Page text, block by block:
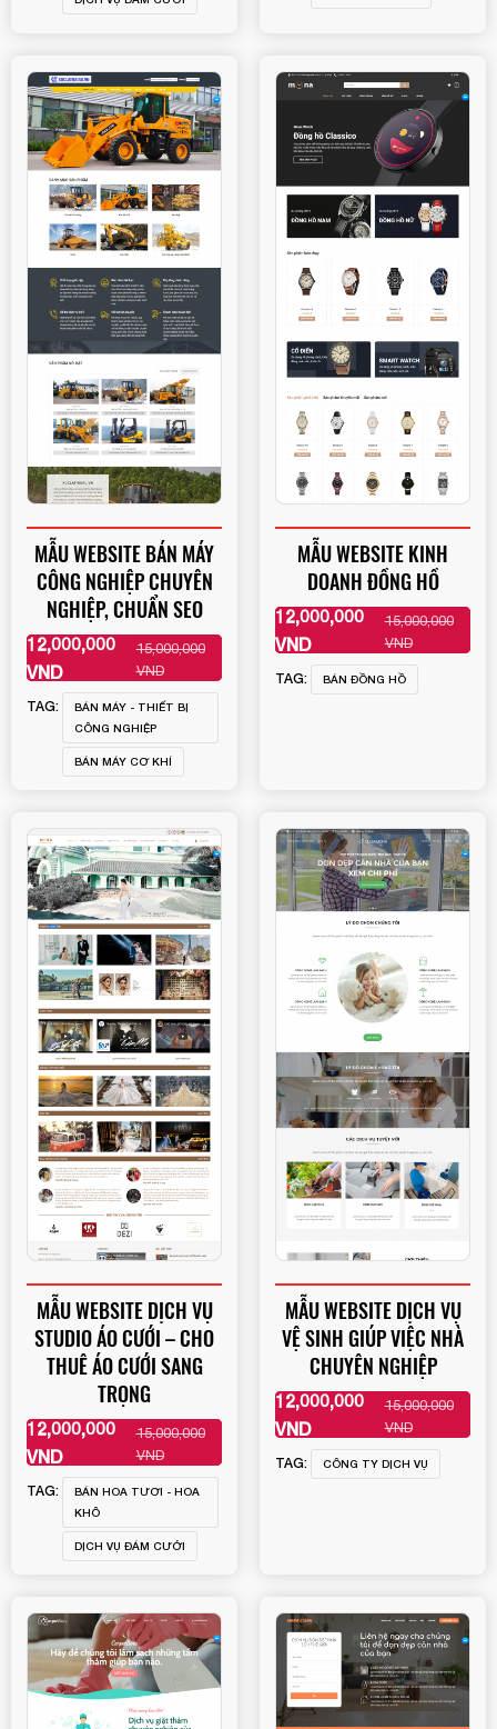
MẪU WEBSITE BÁN MÁY
CÔNG NGHIỆP CHUYÊN
NGHIỆP, CHUẨN SEO
12,000,000
VND
15,000,000
VND
XEM THÊM
TAG:
BÁN MÁY - THIẾT BỊ
CÔNG NGHIỆP
BÁN MÁY CƠ KHÍ
MẪU WEBSITE KINH
DOANH ĐỒNG HỒ
12,000,000
VND
15,000,000
VND
XEM THÊM
TAG: BÁN ĐỒNG HỒ
MẪU WEBSITE DỊCH VỤ
STUDIO ÁO CƯỚI – CHO
THUÊ ÁO CƯỚI SANG
TRỌNG
12,000,000
VND
15,000,000
VND
XEM THÊM
TAG:
BÁN HOA TƯƠI - HOA
KHÔ
DỊCH VỤ ĐÁM CƯỚI
MẪU WEBSITE DỊCH VỤ
VỆ SINH GIÚP VIỆC NHÀ
CHUYÊN NGHIỆP
12,000,000
VND
15,000,000
VND
XEM THÊM
TAG: CÔNG TY DỊCH VỤ